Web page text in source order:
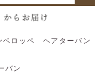
ベロッペ ヘアターバン
バン